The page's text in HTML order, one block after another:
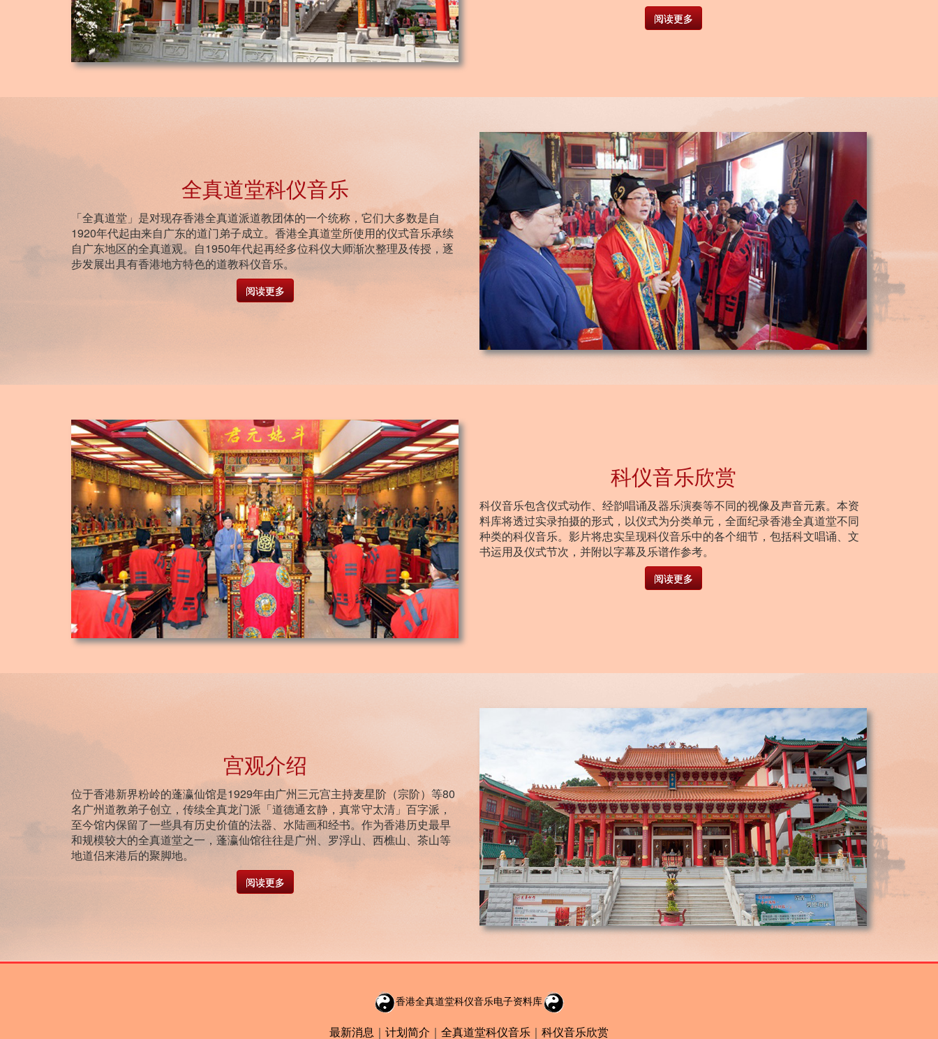
阅读更多
全真道堂科仪音乐
「全真道堂」是对现存香港全真道派道教团体的一个统称，它们大多数是自
1920年代起由来自广东的道门弟子成立。香港全真道堂所使用的仪式音乐承续
自广东地区的全真道观。自1950年代起再经多位科仪大师渐次整理及传授，逐
步发展出具有香港地方特色的道教科仪音乐。
阅读更多
科仪音乐欣赏
科仪音乐包含仪式动作、经韵唱诵及器乐演奏等不同的视像及声音元素。本资
料库将透过实录拍摄的形式，以仪式为分类单元，全面纪录香港全真道堂不同
种类的科仪音乐。影片将忠实呈现科仪音乐中的各个细节，包括科文唱诵、文
书运用及仪式节次，并附以字幕及乐谱作参考。
阅读更多
宫观介绍
位于香港新界粉岭的蓬瀛仙馆是1929年由广州三元宫主持麦星阶（宗阶）等80
名广州道教弟子创立，传续全真龙门派「道德通玄静，真常守太清」百字派，
至今馆内保留了一些具有历史价值的法器、水陆画和经书。作为香港历史最早
和规模较大的全真道堂之一，蓬瀛仙馆往往是广州、罗浮山、西樵山、茶山等
地道侣来港后的聚脚地。
阅读更多
香港全真道堂科仪音乐电子资料库
最新消息 ｜ 计划简介 ｜ 全真道堂科仪音乐 ｜ 科仪音乐欣赏